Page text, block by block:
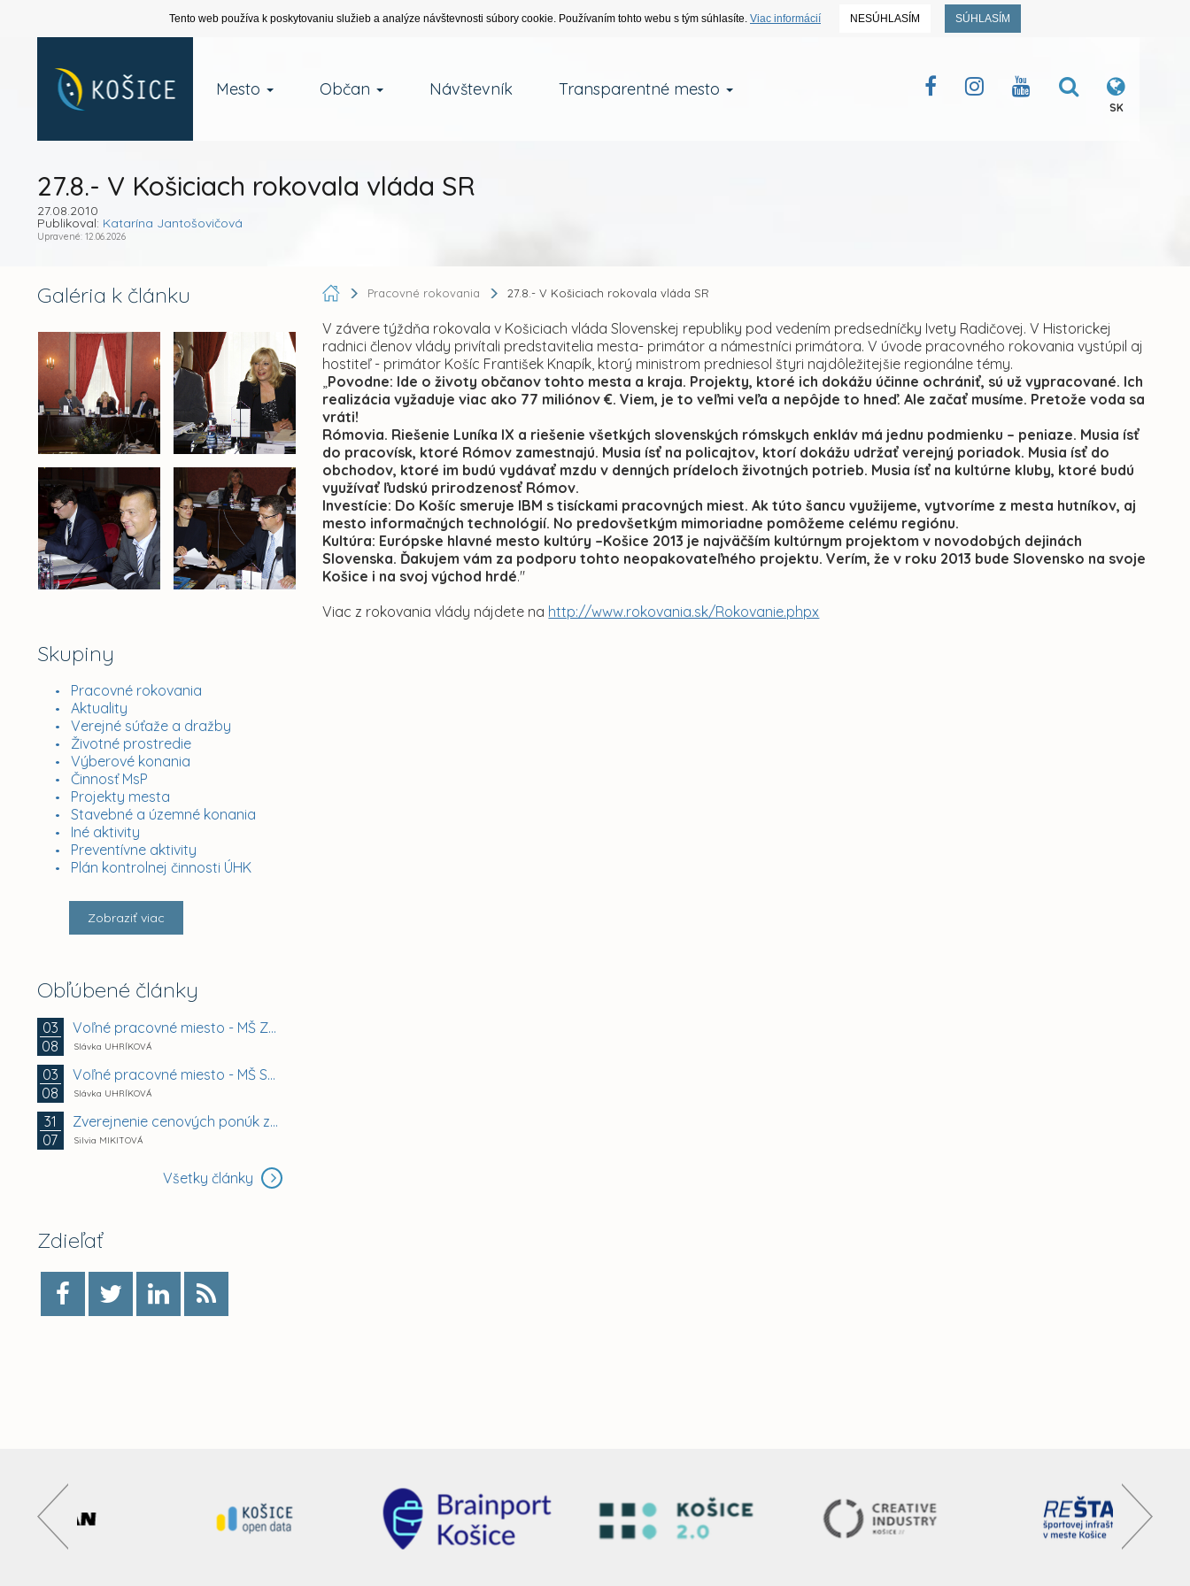
Tento web používa k poskytovaniu služieb a analýze návštevnosti súbory cookie. Používaním tohto webu s tým súhlasíte. Viac informácií NESÚHLASÍM SÚHLASÍM
Mesto Občan Návštevník Transparentné mesto
SK
27.8.- V Košiciach rokovala vláda SR
27.08.2010
Publikoval: Katarína Jantošovičová
Upravené: 12.06.2026
Galéria k článku
Skupiny
Pracovné rokovania
Aktuality
Verejné súťaže a dražby
Životné prostredie
Výberové konania
Činnosť MsP
Projekty mesta
Stavebné a územné konania
Iné aktivity
Preventívne aktivity
Plán kontrolnej činnosti ÚHK
Zobraziť viac
Obľúbené články
03
08
Voľné pracovné miesto - MŠ Zuzkin park 2, Košice -...
Slávka UHRÍKOVÁ
03
08
Voľné pracovné miesto - MŠ Smetanova 11, Košice -...
Slávka UHRÍKOVÁ
31
07
Zverejnenie cenových ponúk záujemcov na prenájom...
Silvia MIKITOVÁ
Všetky články
Zdieľať
Pracovné rokovania 27.8.- V Košiciach rokovala vláda SR
V závere týždňa rokovala v Košiciach vláda Slovenskej republiky pod vedením predsedníčky Ivety Radičovej. V Historickej
radnici členov vlády privítali predstavitelia mesta- primátor a námestníci primátora. V úvode pracovného rokovania vystúpil aj
hostiteľ - primátor Košíc František Knapík, ktorý ministrom predniesol štyri najdôležitejšie regionálne témy.
„Povodne: Ide o životy občanov tohto mesta a kraja. Projekty, ktoré ich dokážu účinne ochrániť, sú už vypracované. Ich
realizácia vyžaduje viac ako 77 miliónov €. Viem, je to veľmi veľa a nepôjde to hneď. Ale začať musíme. Pretože voda sa
vráti!
Rómovia. Riešenie Luníka IX a riešenie všetkých slovenských rómskych enkláv má jednu podmienku – peniaze. Musia ísť
do pracovísk, ktoré Rómov zamestnajú. Musia ísť na policajtov, ktorí dokážu udržať verejný poriadok. Musia ísť do
obchodov, ktoré im budú vydávať mzdu v denných prídeloch životných potrieb. Musia ísť na kultúrne kluby, ktoré budú
využívať ľudskú prirodzenosť Rómov.
Investície: Do Košíc smeruje IBM s tisíckami pracovných miest. Ak túto šancu využijeme, vytvoríme z mesta hutníkov, aj
mesto informačných technológií. No predovšetkým mimoriadne pomôžeme celému regiónu.
Kultúra: Európske hlavné mesto kultúry –Košice 2013 je najväčším kultúrnym projektom v novodobých dejinách
Slovenska. Ďakujem vám za podporu tohto neopakovateľného projektu. Verím, že v roku 2013 bude Slovensko na svoje
Košice i na svoj východ hrdé."
Viac z rokovania vlády nájdete na http://www.rokovania.sk/Rokovanie.phpx